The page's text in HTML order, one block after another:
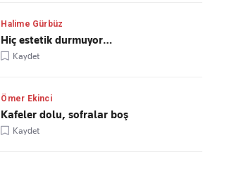
Halime Gürbüz
Hiç estetik durmuyor…
Kaydet
Ömer Ekinci
Kafeler dolu, sofralar boş
Kaydet